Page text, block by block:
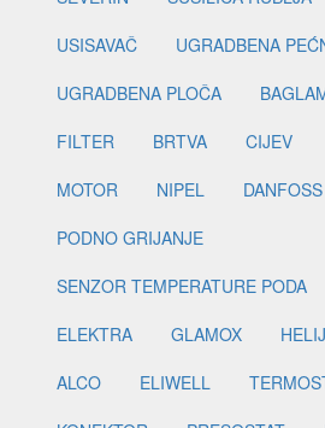
USISAVAČ
UGRADBENA
UGRADBENA PLOČA
FILTER
BRTVA CIJEV
MOTOR
NIPEL
DANFOSS
PODNO GRIJANJE
SENZOR TEMPERATURE PODA
ELEKTRA
GLAMOX HELIJ
ALCO
ELIWELL